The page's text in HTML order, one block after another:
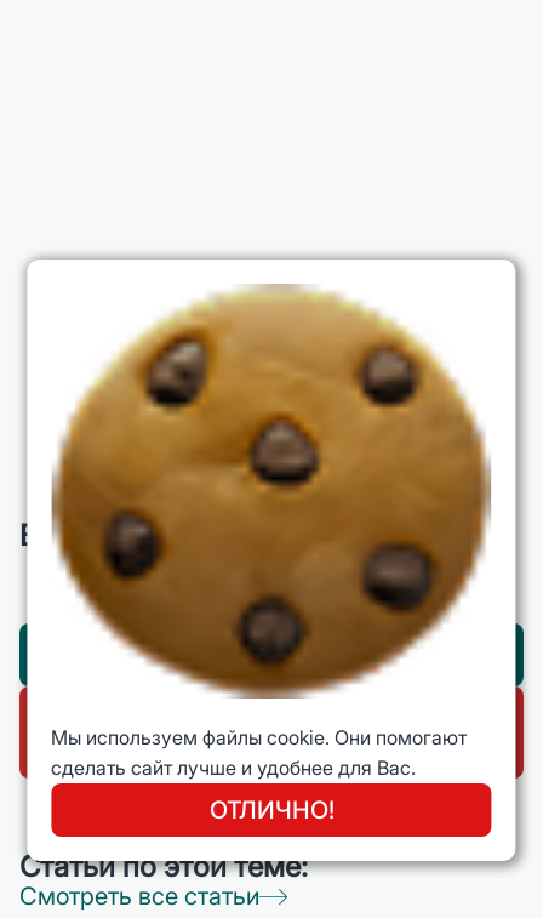
Вам также будет интересно:
Программы на эту тему
обучения
Статьи по этой теме:
Смотреть все статьи
Мы используем файлы cookie. Они помогают
сделать сайт лучше и удобнее для Вас.
ОТЛИЧНО!